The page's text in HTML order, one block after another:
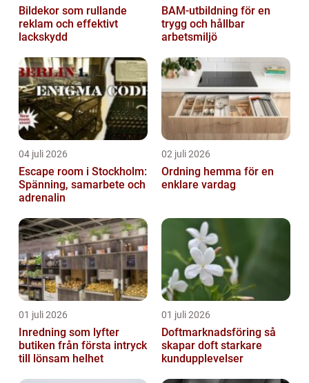
Bildekor som rullande
reklam och effektivt
lackskydd
BAM-utbildning för en
trygg och hållbar
arbetsmiljö
04 juli 2026
Escape room i Stockholm:
Spänning, samarbete och
adrenalin
02 juli 2026
Ordning hemma för en
enklare vardag
01 juli 2026
Inredning som lyfter
butiken från första intryck
till lönsam helhet
01 juli 2026
Doftmarknadsföring så
skapar doft starkare
kundupplevelser